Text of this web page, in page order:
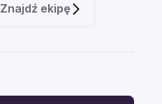
Znajdź ekipę